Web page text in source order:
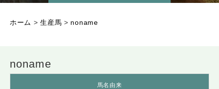
ホーム >生産馬 > noname
noname
馬名由来